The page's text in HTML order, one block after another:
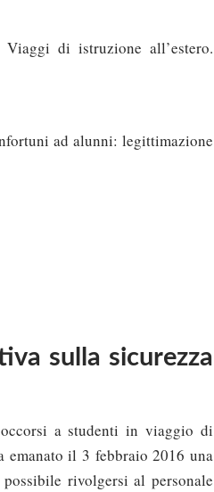
di istruzione all’estero.
ad alunni: legittimazione
sulla sicurezza
a studenti in viaggio di
il 3 febbraio 2016 una
rivolgersi al personale